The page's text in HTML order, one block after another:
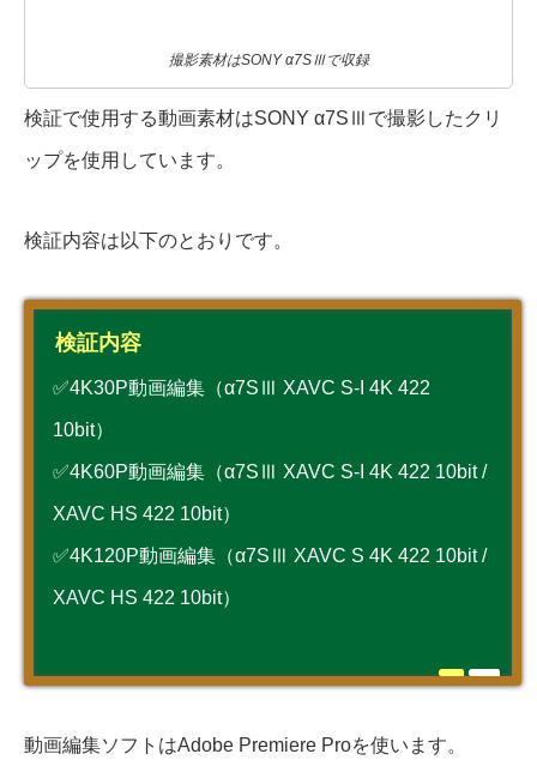
撮影素材はSONY α7SⅢで収録
検証で使用する動画素材はSONY α7SⅢで撮影したクリ
ップを使用しています。
検証内容は以下のとおりです。
検証内容
✅4K30P動画編集（α7SⅢ XAVC S-I 4K 422
10bit）
✅4K60P動画編集（α7SⅢ XAVC S-I 4K 422 10bit /
XAVC HS 422 10bit）
✅4K120P動画編集（α7SⅢ XAVC S 4K 422 10bit /
XAVC HS 422 10bit）
動画編集ソフトはAdobe Premiere Proを使います。